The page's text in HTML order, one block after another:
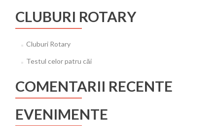
CLUBURI ROTARY
Cluburi Rotary
Testul celor patru căi
COMENTARII RECENTE
EVENIMENTE